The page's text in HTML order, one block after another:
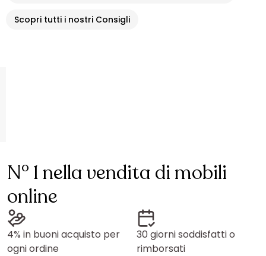
Scopri tutti i nostri Consigli
N° 1 nella vendita di mobili
online
4% in buoni acquisto per
ogni ordine
30 giorni soddisfatti o
rimborsati